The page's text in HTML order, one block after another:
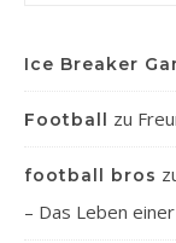
Ice Breaker
Football zu
football bros
– Das Leben